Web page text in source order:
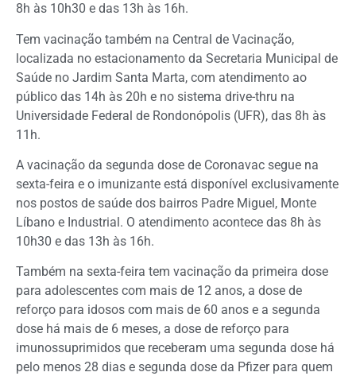
8h às 10h30 e das 13h às 16h.
Tem vacinação também na Central de Vacinação,
localizada no estacionamento da Secretaria Municipal de
Saúde no Jardim Santa Marta, com atendimento ao
público das 14h às 20h e no sistema drive-thru na
Universidade Federal de Rondonópolis (UFR), das 8h às
11h.
A vacinação da segunda dose de Coronavac segue na
sexta-feira e o imunizante está disponível exclusivamente
nos postos de saúde dos bairros Padre Miguel, Monte
Líbano e Industrial. O atendimento acontece das 8h às
10h30 e das 13h às 16h.
Também na sexta-feira tem vacinação da primeira dose
para adolescentes com mais de 12 anos, a dose de
reforço para idosos com mais de 60 anos e a segunda
dose há mais de 6 meses, a dose de reforço para
imunossuprimidos que receberam uma segunda dose há
pelo menos 28 dias e segunda dose da Pfizer para quem